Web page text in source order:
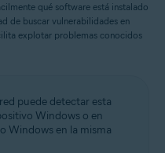
qué software está instalado
de buscar vulnerabilidades en
explotar problemas conocidos
puede detectar esta
Windows o en
Windows en la misma